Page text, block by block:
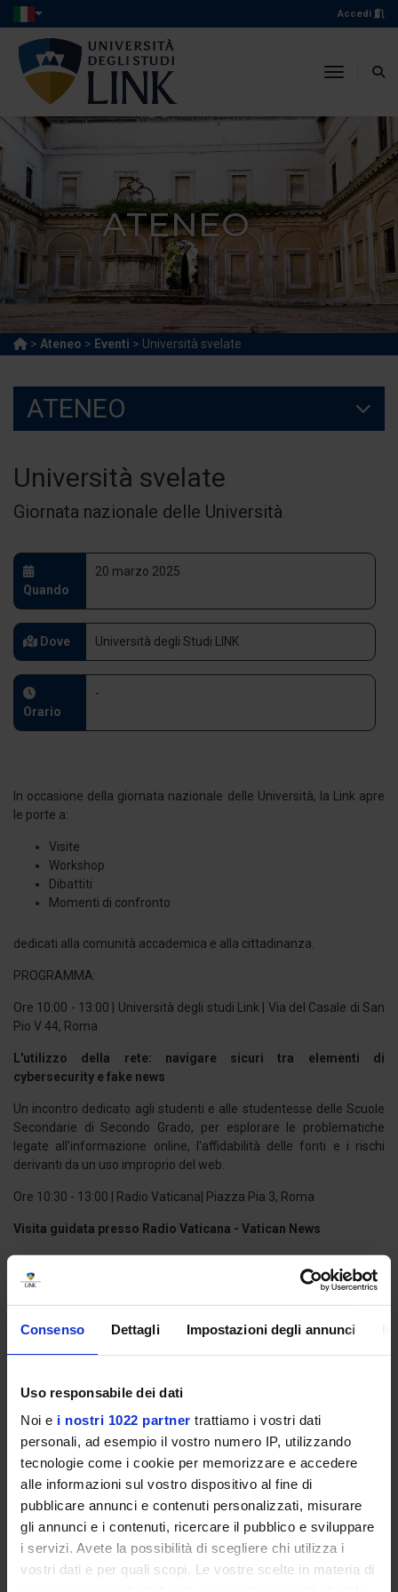
Consenso Dettagli Impostazioni degli annunci
Uso responsabile dei dati
Noi e i nostri 1022 partner trattiamo i vostri dati
personali, ad esempio il vostro numero IP, utilizzando
tecnologie come i cookie per memorizzare e accedere
alle informazioni sul vostro dispositivo al fine di
pubblicare annunci e contenuti personalizzati, misurare
gli annunci e i contenuti, ricercare il pubblico e sviluppare
i servizi. Avete la possibilità di scegliere chi utilizza i
vostri dati e per quali scopi. Le vostre scelte in materia di
Accedi
toggle
ATENEO
> Ateneo > Eventi > Università svelate
ATENEO
Università svelate
Giornata nazionale delle Università
Quando
20 marzo 2025
Dove Università degli Studi LINK
Orario
-
In occasione della giornata nazionale delle Università, la Link apre
le porte a:
Visite
Workshop
Dibattiti
Momenti di confronto
dedicati alla comunità accademica e alla cittadinanza.
PROGRAMMA:
Ore 10:00 - 13:00 | Università degli studi Link | Via del Casale di San
Pio V 44, Roma
L'utilizzo della rete: navigare sicuri tra elementi di
cybersecurity e fake news
Un incontro dedicato agli studenti e alle studentesse delle Scuole
Secondarie di Secondo Grado, per esplorare le problematiche
legate all'informazione online, l'affidabilità delle fonti e i rischi
derivanti da un uso improprio del web.
Ore 10:30 - 13:00 | Radio Vaticana| Piazza Pia 3, Roma
Visita guidata presso Radio Vaticana - Vatican News
Link organizza una visita guidata dedicata alla comunità
Frattini" Via del Casale di San Pio V 44, Roma
Presentazione Coro dell'Università
L'Università degli Studi Link apre al pubblico la sua sede, il Casale di
San Pio V, residenza papale ricca di testimonianze storiche,
architettoniche e archeologiche.